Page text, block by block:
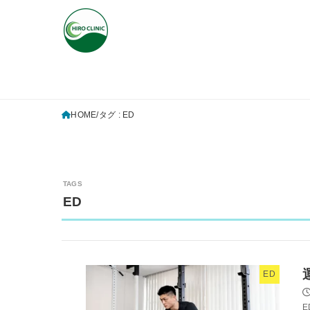
HOME タグ : ED
ED
ED